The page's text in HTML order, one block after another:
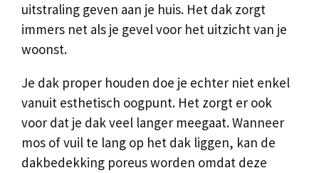
uitstraling geven aan je huis. Het dak zorgt
immers net als je gevel voor het uitzicht van je
woonst.
Je dak proper houden doe je echter niet enkel
vanuit esthetisch oogpunt. Het zorgt er ook
voor dat je dak veel langer meegaat. Wanneer
mos of vuil te lang op het dak liggen, kan de
dakbedekking poreus worden omdat deze